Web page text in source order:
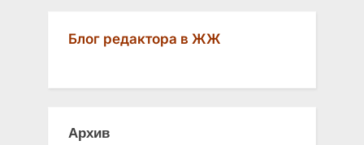
Блог редактора в ЖЖ
Архив